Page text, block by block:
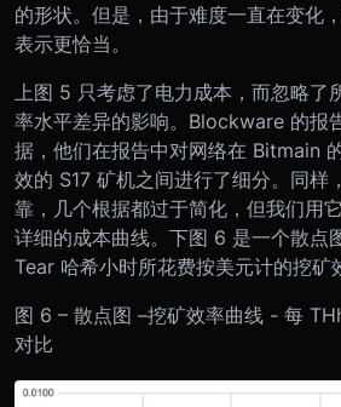
的形状。但是，由于难度一直在变化
表示更恰当。
上图 5 只考虑了电力成本，而忽略了
率水平差异的影响。Blockware 的报
据，他们在报告中对网络在 Bitmain
效的 S17 矿机之间进行了细分。同样
靠，几个根据都过于简化，但我们用
详细的成本曲线。下图 6 是一个散点
Tear 哈希小时所花费按美元计的挖矿
图 6 – 散点图 –挖矿效率曲线 - 每
对比